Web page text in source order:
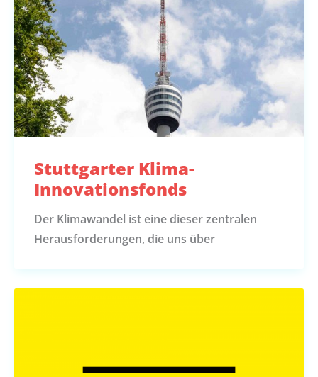
Stuttgarter Klima-
Innovationsfonds
Der Klimawandel ist eine dieser zentralen
Herausforderungen, die uns über